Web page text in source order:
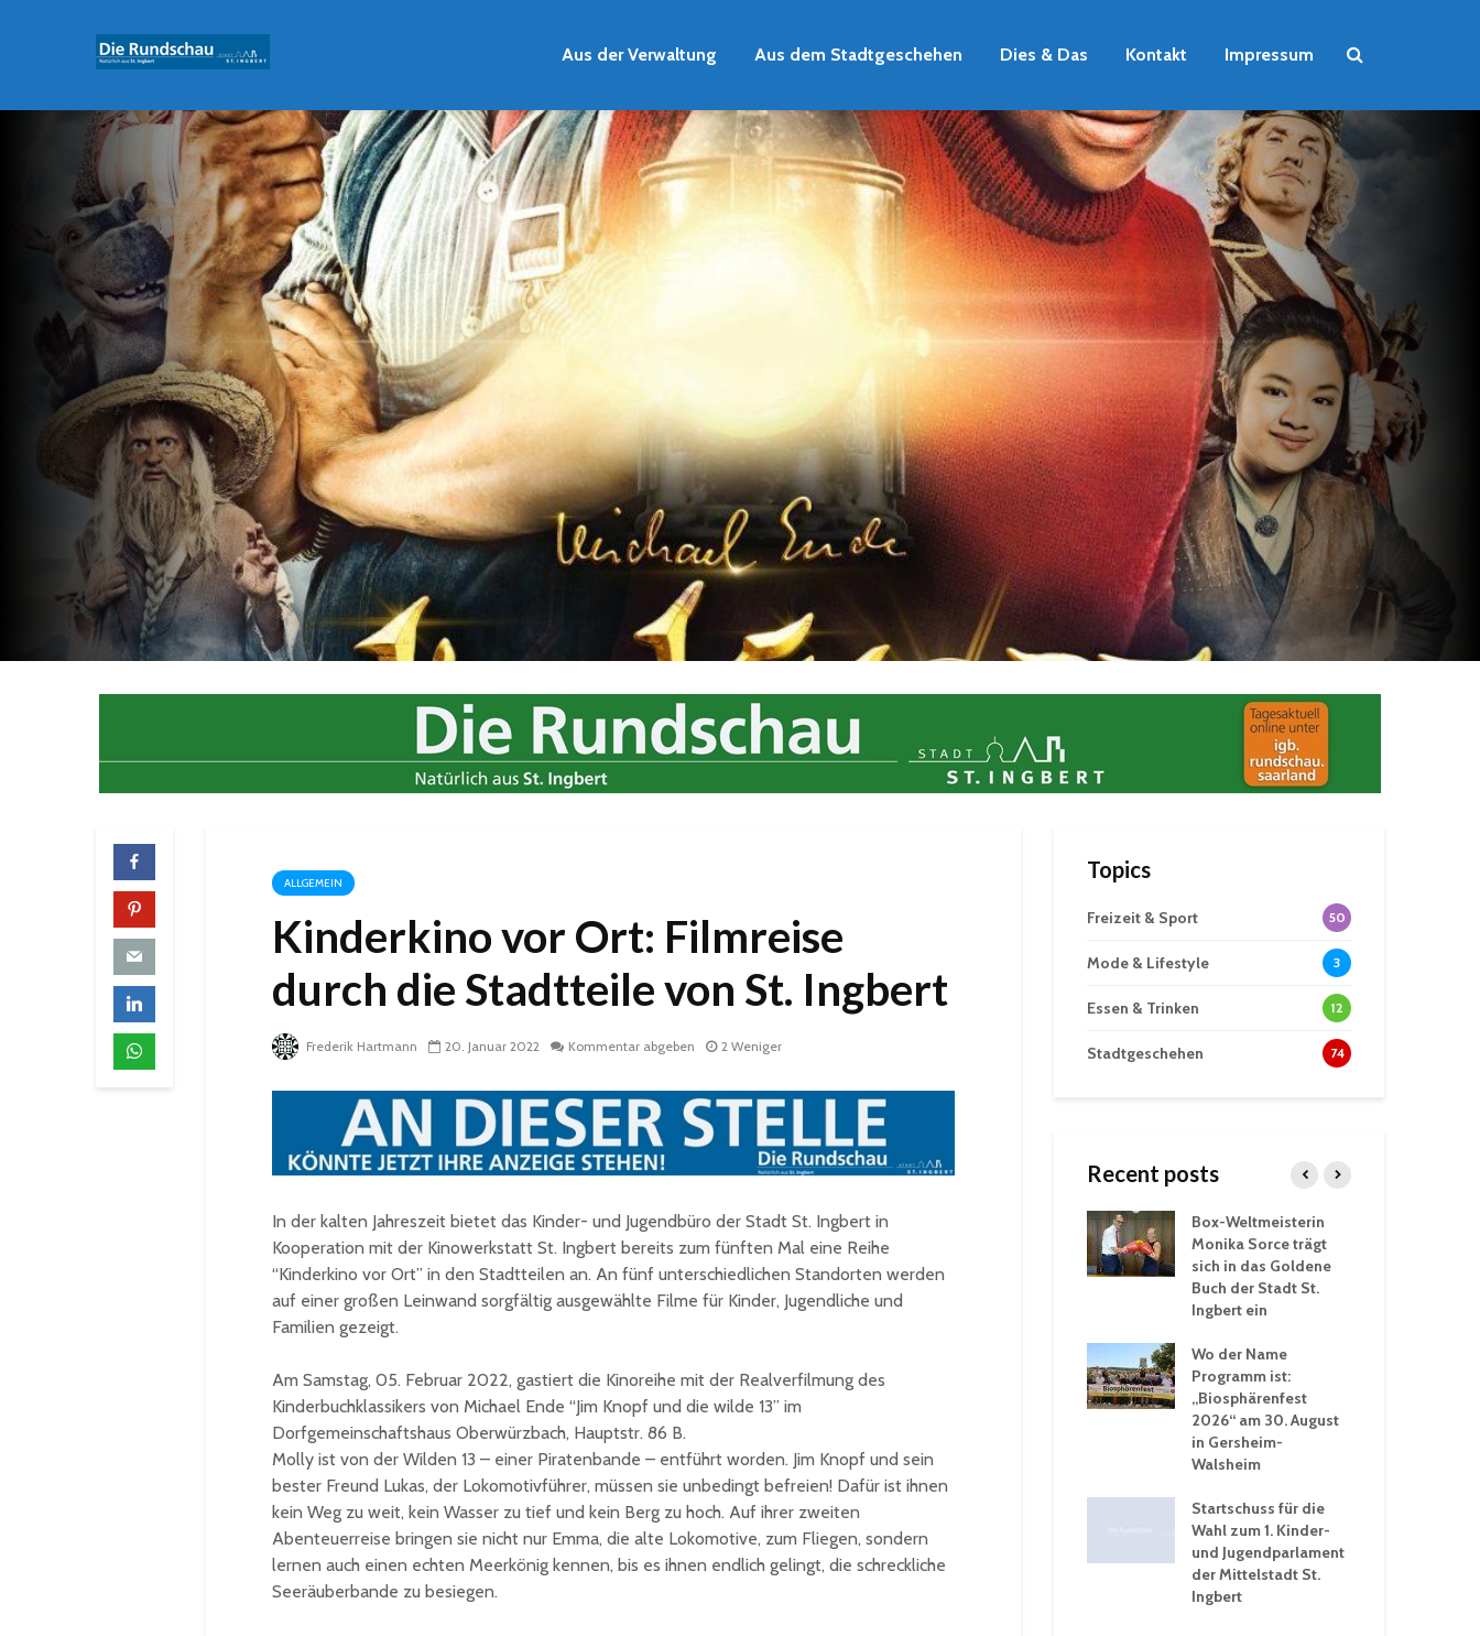
Aus der Verwaltung Aus dem Stadtgeschehen Dies & Das Kontakt Impressum
ALLGEMEIN
Kinderkino vor Ort: Filmreise
durch die Stadtteile von St. Ingbert
Frederik Hartmann 20. Januar 2022 Kommentar abgeben 2 Weniger
In der kalten Jahreszeit bietet das Kinder- und Jugendbüro der Stadt St. Ingbert in
Kooperation mit der Kinowerkstatt St. Ingbert bereits zum fünften Mal eine Reihe
“Kinderkino vor Ort” in den Stadtteilen an. An fünf unterschiedlichen Standorten werden
auf einer großen Leinwand sorgfältig ausgewählte Filme für Kinder, Jugendliche und
Familien gezeigt.
Am Samstag, 05. Februar 2022, gastiert die Kinoreihe mit der Realverfilmung des
Kinderbuchklassikers von Michael Ende “Jim Knopf und die wilde 13” im
Dorfgemeinschaftshaus Oberwürzbach, Hauptstr. 86 B.
Molly ist von der Wilden 13 – einer Piratenbande – entführt worden. Jim Knopf und sein
bester Freund Lukas, der Lokomotivführer, müssen sie unbedingt befreien! Dafür ist ihnen
kein Weg zu weit, kein Wasser zu tief und kein Berg zu hoch. Auf ihrer zweiten
Abenteuerreise bringen sie nicht nur Emma, die alte Lokomotive, zum Fliegen, sondern
lernen auch einen echten Meerkönig kennen, bis es ihnen endlich gelingt, die schreckliche
Seeräuberbande zu besiegen.
Topics
Freizeit & Sport 50
Mode & Lifestyle 3
Essen & Trinken 12
Stadtgeschehen 74
Recent posts
Fun Ferien Dengmert
begeistern erneut
zahlreiche Kinder und
begeistert erneut
„Mamma Mia!“
Biosphären-VHS St.
Ingbert: Ein Rückblick
Box-Weltmeisterin
Monika Sorce trägt
sich in das Goldene
Buch der Stadt St.
Ingbert ein
Wo der Name
Programm ist:
„Biosphärenfest
2026“ am 30. August
in Gersheim-
Walsheim
Startschuss für die
Wahl zum 1. Kinder-
und Jugendparlament
der Mittelstadt St.
Ingbert